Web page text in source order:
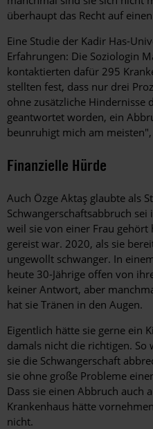
überhaupt das Recht auf
Eine Studie der Kadir Has-
Erfahrungen: Die Soziologin
kontaktierten dafür 295
stellten fest, dass nur drei
ohne zusätzliche Hindernisse
geantwortet worden, ein
beunruhigt mich am meisten",
Finanzielle Hürde
Auch Özge Aktaş glaubte als
Schwangerschaftsabbruch
weil sie von einer Frau
gereist war. 2020, als sie
ungewollt schwanger. In
heute 30-Jährige offen von
keiner Antwort, aber
hat sie Tränen in den Augen.
Eigentlich hätte sie gerne ein
damals nicht die richtigen. So
sie die Schwangerschaft
sie ohne große Probleme
Dass sie einen Abbruch auch
Krankenhaus hätte
nicht.